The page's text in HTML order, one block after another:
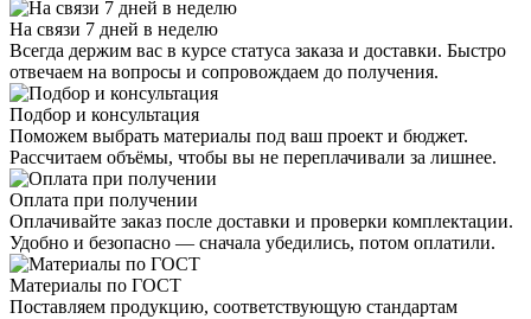
На связи 7 дней в неделю
Всегда держим вас в курсе статуса заказа и доставки. Быстро
отвечаем на вопросы и сопровождаем до получения.
Подбор и консультация
Поможем выбрать материалы под ваш проект и бюджет.
Рассчитаем объёмы, чтобы вы не переплачивали за лишнее.
Оплата при получении
Оплачивайте заказ после доставки и проверки комплектации.
Удобно и безопасно — сначала убедились, потом оплатили.
Материалы по ГОСТ
Поставляем продукцию, соответствующую стандартам